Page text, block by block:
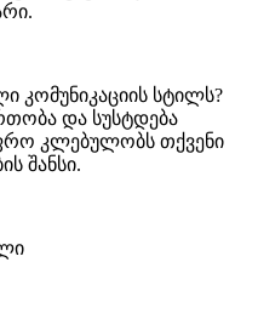
კომუნიკაციის სტილს?
და სუსტდება
კლებულობს თქვენი
შანსი.